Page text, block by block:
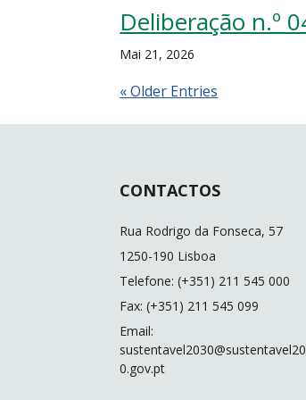
Deliberação n.º
Mai 21, 2026
« Older Entries
CONTACTOS
Rua Rodrigo da Fonseca, 57
1250-190 Lisboa
Telefone: (+351) 211 545 000
Fax: (+351) 211 545 099
Email:
0.gov.pt